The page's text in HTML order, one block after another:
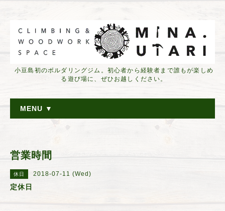
小豆島初のボルダリングジム。初心者から経験者まで誰もが楽しめ
る遊び場に、ぜひお越しください。
MENU ▼
営業時間
休日 2018-07-11 (Wed)
定休日